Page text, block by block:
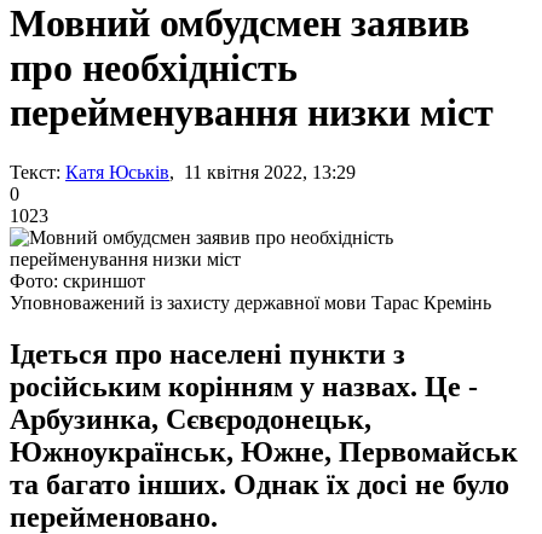
Мовний омбудсмен заявив
про необхідність
перейменування низки міст
Текст: Катя Юськів, 11 квітня 2022, 13:29
0
1023
Фото: скриншот
Уповноважений із захисту державної мови Тарас Кремінь
Ідеться про населені пункти з
російським корінням у назвах. Це -
Арбузинка, Сєвєродонецьк,
Южноукраїнськ, Южне, Первомайськ
та багато інших. Однак їх досі не було
перейменовано.